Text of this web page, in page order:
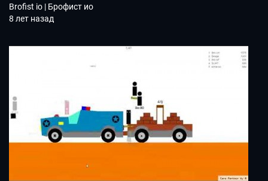
Brofist io | Брофист ио
8 лет назад